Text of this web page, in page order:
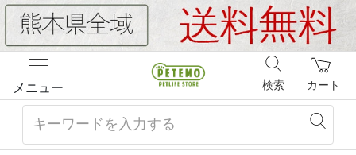
メニュー カート
検索